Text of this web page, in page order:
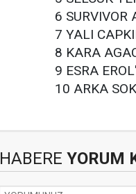
6 SURVIVOR
7 YALI
8 KARA
9 ESRA
10 ARKA
HABERE YORUM